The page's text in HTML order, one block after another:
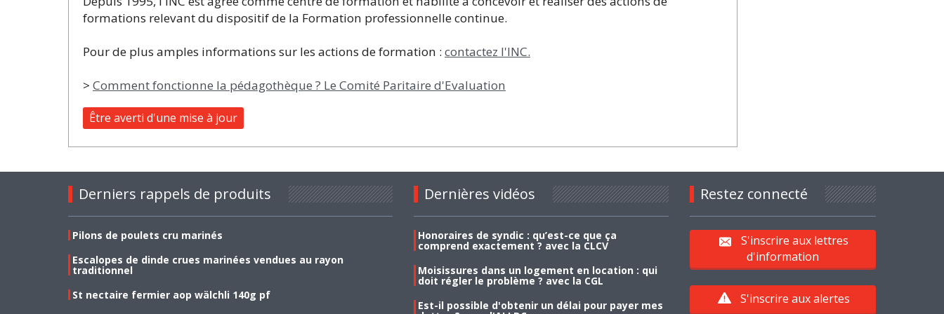
formations relevant du dispositif de la Formation professionnelle continue.
Pour de plus amples informations sur les actions de formation : contactez l'INC.
> Comment fonctionne la pédagothèque ? Le Comité Paritaire d'Evaluation
Être averti d'une mise à jour
Derniers rappels de produits
Pilons de poulets cru marinés
Escalopes de dinde crues marinées vendues au rayon
traditionnel
St nectaire fermier aop wälchli 140g pf
Dernières vidéos
Honoraires de syndic : qu’est-ce que ça
comprend exactement ? avec la CLCV
Moisissures dans un logement en location : qui
doit régler le problème ? avec la CGL
Est-il possible d'obtenir un délai pour payer mes
Restez connecté
S'inscrire aux lettres
d'information
S'inscrire aux alertes